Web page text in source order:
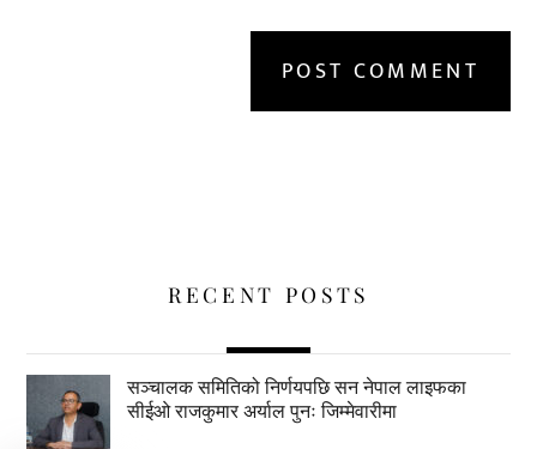
RECENT POSTS
सञ्चालक समितिको निर्णयपछि सन नेपाल लाइफका
सीईओ राजकुमार अर्याल पुनः जिम्मेवारीमा